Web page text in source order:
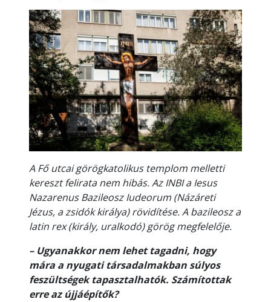
A Fő utcai görögkatolikus templom melletti
kereszt felirata nem hibás. Az INBI a Iesus
Nazarenus Bazileosz Iudeorum (Názáreti
Jézus, a zsidók királya) rövidítése. A bazileosz a
latin rex (király, uralkodó) görög megfelelője.
– Ugyanakkor nem lehet tagadni, hogy
mára a nyugati társadalmakban súlyos
feszültségek tapasztalhatók. Számítottak
erre az újjáépítők?